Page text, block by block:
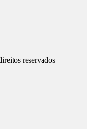
reservados